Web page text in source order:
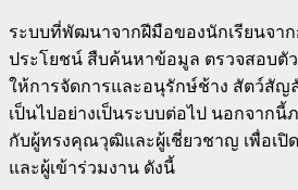
ระบบที่พัฒนาจากฝีมือของนักเรียนจา
ประโยชน์ สืบค้นหาข้อมูล ตรวจสอบตั
ให้การจัดการและอนุรักษ์ช้าง สัตว์สั
เป็นไปอย่างเป็นระบบต่อไป นอกจากนี้
กับผู้ทรงคุณวุฒิและผู้เชี่ยวชาญ เพื่อเปิ
และผู้เข้าร่วมงาน ดังนี้